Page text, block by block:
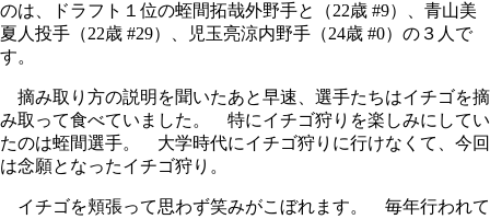
のは、ドラフト１位の蛭間拓哉外野手と（22歳 #9）、青山美
夏人投手（22歳 #29）、児玉亮涼内野手（24歳 #0）の３人で
す。
摘み取り方の説明を聞いたあと早速、選手たちはイチゴを摘
み取って食べていました。 特にイチゴ狩りを楽しみにしてい
たのは蛭間選手。 大学時代にイチゴ狩りに行けなくて、今回
は念願となったイチゴ狩り。
イチゴを頬張って思わず笑みがこぼれます。 毎年行われて